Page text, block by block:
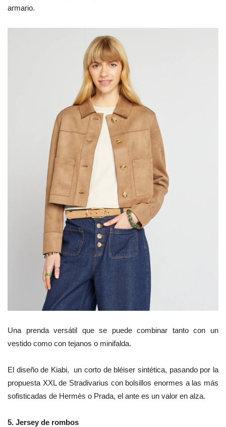
armario.
Una prenda versátil que se puede combinar tanto con un
vestido como con tejanos o minifalda.
El diseño de Kiabi, un corto de bléiser sintética, pasando por la
propuesta XXL de Stradivarius con bolsillos enormes a las más
sofisticadas de Hermès o Prada, el ante es un valor en alza.
5. Jersey de rombos